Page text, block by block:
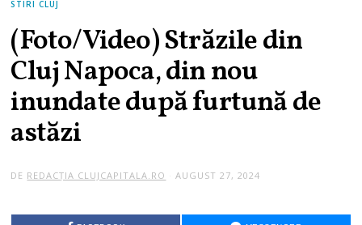
STIRI CLUJ
(Foto/Video) Străzile din
Cluj Napoca, din nou
inundate după furtună de
astăzi
DE REDACȚIA CLUJCAPITALA.RO AUGUST 27, 2024